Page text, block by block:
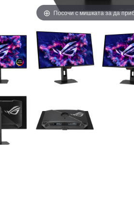
Посочи с мишката за да